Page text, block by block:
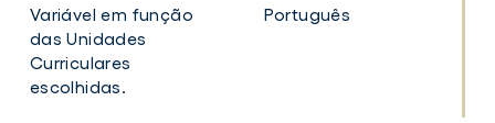
Variável em função
das Unidades
Curriculares
escolhidas.
Português